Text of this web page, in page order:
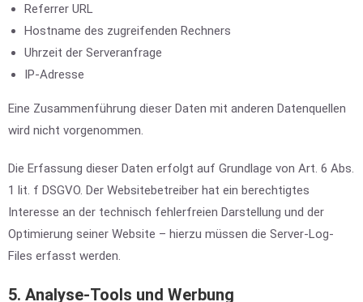
Referrer URL
Hostname des zugreifenden Rechners
Uhrzeit der Serveranfrage
IP-Adresse
Eine Zusammenführung dieser Daten mit anderen Datenquellen
wird nicht vorgenommen.
Die Erfassung dieser Daten erfolgt auf Grundlage von Art. 6 Abs.
1 lit. f DSGVO. Der Websitebetreiber hat ein berechtigtes
Interesse an der technisch fehlerfreien Darstellung und der
Optimierung seiner Website – hierzu müssen die Server-Log-
Files erfasst werden.
5. Analyse-Tools und Werbung